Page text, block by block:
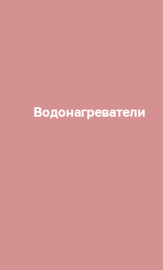
Водонагреватели